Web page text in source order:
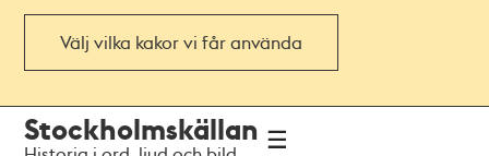
Välj vilka kakor vi får använda
navigationen
huvudinnehållet
Stockholmskällan